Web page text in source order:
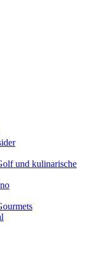
und kulinarische